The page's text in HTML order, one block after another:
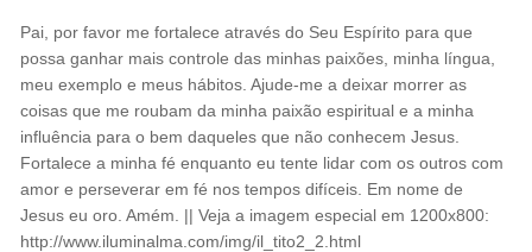
Pai, por favor me fortalece através do Seu Espírito para que
possa ganhar mais controle das minhas paixões, minha língua,
meu exemplo e meus hábitos. Ajude-me a deixar morrer as
coisas que me roubam da minha paixão espiritual e a minha
influência para o bem daqueles que não conhecem Jesus.
Fortalece a minha fé enquanto eu tente lidar com os outros com
amor e perseverar em fé nos tempos difíceis. Em nome de
Jesus eu oro. Amém. || Veja a imagem especial em 1200x800:
http://www.iluminalma.com/img/il_tito2_2.html